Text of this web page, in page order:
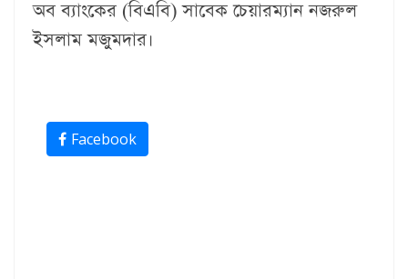
অব ব্যাংকের (বিএবি) সাবেক চেয়ারম্যান নজরুল
ইসলাম মজুমদার।
Facebook